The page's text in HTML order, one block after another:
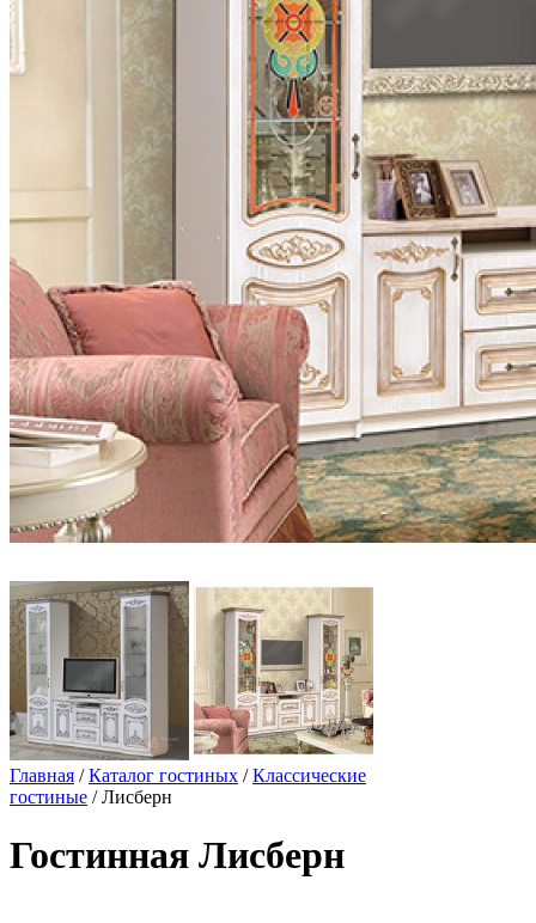
Главная /Каталог гостиных /Классические
гостиные / Лисберн
Гостинная Лисберн